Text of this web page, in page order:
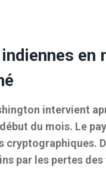
en
intervient
du mois. Le
cryptographiques.
par les pertes